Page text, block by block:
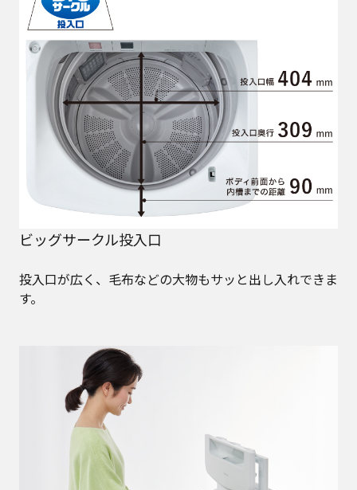
ビッグサークル投入口
投入口が広く、毛布などの大物もサッと出し入れできま
す。